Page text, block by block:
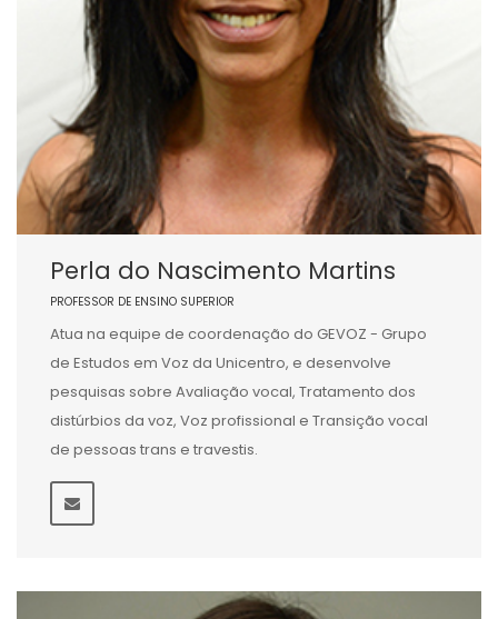
Perla do Nascimento Martins
PROFESSOR DE ENSINO SUPERIOR
Atua na equipe de coordenação do GEVOZ - Grupo
de Estudos em Voz da Unicentro, e desenvolve
pesquisas sobre Avaliação vocal, Tratamento dos
distúrbios da voz, Voz profissional e Transição vocal
de pessoas trans e travestis.